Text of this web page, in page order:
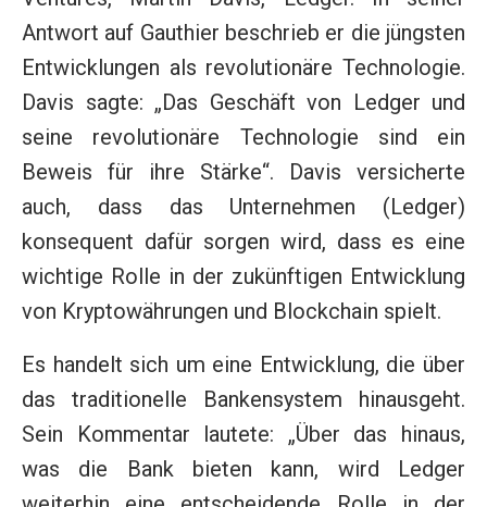
Antwort auf Gauthier beschrieb er die jüngsten
Entwicklungen als revolutionäre Technologie.
Davis sagte: „Das Geschäft von Ledger und
seine revolutionäre Technologie sind ein
Beweis für ihre Stärke“. Davis versicherte
auch, dass das Unternehmen (Ledger)
konsequent dafür sorgen wird, dass es eine
wichtige Rolle in der zukünftigen Entwicklung
von Kryptowährungen und Blockchain spielt.
Es handelt sich um eine Entwicklung, die über
das traditionelle Bankensystem hinausgeht.
Sein Kommentar lautete: „Über das hinaus,
was die Bank bieten kann, wird Ledger